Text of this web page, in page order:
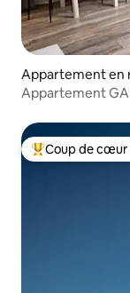
Appartement en
Appartement
Coups de cœur
Coup de cœur